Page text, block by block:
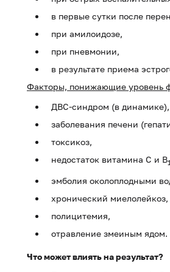
в первые сутки после
при амилоидозе,
при пневмонии,
в результате приема
Факторы, понижающие уровень
ДВС-синдром (в динамике),
заболевания печени
токсикоз,
недостаток витамина С и В
эмболия околоплодными
хронический миелолейкоз,
полицитемия,
отравление змеиным ядом.
Что может влиять на результат?